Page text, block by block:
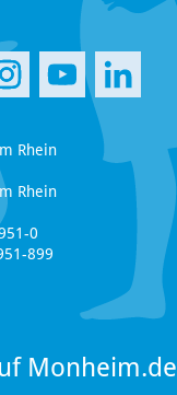
Rhein
Rhein
0
899
Monheim.de